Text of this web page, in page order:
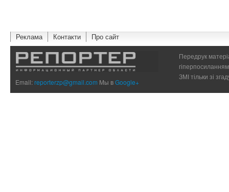
Реклама Контакти Про сайт
Email:reporterzp@gmail.com Мы вGoogle+
Передрук
ЗМІ тільки зі